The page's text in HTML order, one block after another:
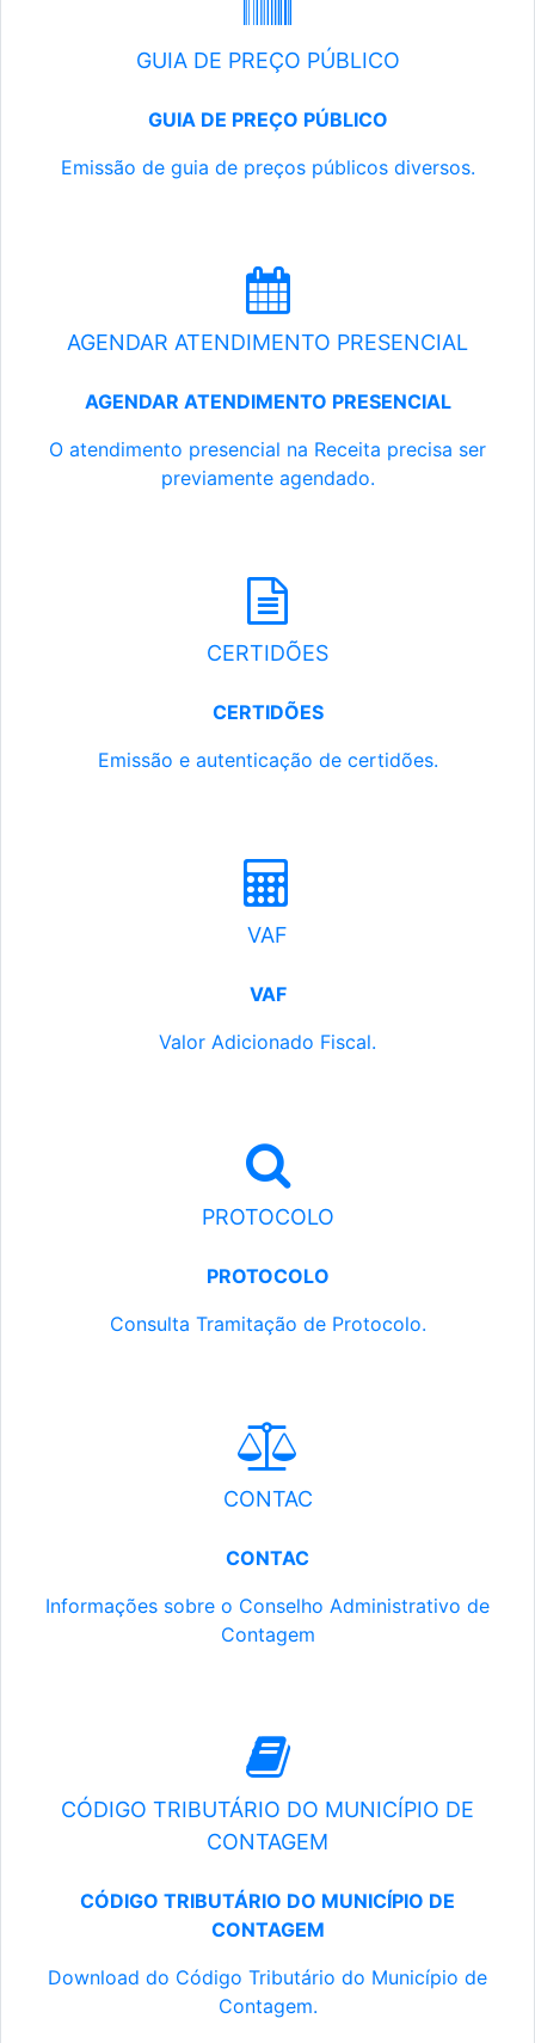
GUIA DE PREÇO PÚBLICO
GUIA DE PREÇO PÚBLICO
Emissão de guia de preços públicos diversos.
AGENDAR ATENDIMENTO PRESENCIAL
AGENDAR ATENDIMENTO PRESENCIAL
O atendimento presencial na Receita precisa ser
previamente agendado.
CERTIDÕES
CERTIDÕES
Emissão e autenticação de certidões.
VAF
VAF
Valor Adicionado Fiscal.
PROTOCOLO
PROTOCOLO
Consulta Tramitação de Protocolo.
CONTAC
CONTAC
Informações sobre o Conselho Administrativo de
Contagem
CÓDIGO TRIBUTÁRIO DO MUNICÍPIO DE
CONTAGEM
CÓDIGO TRIBUTÁRIO DO MUNICÍPIO DE
CONTAGEM
Download do Código Tributário do Município de
Contagem.